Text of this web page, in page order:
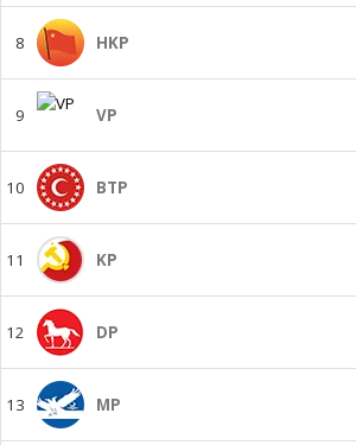
8 HKP
9 VP
10 BTP
11 KP
12 DP
13 MP